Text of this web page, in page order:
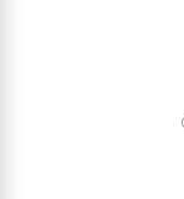
Mavi
Artıeğitim